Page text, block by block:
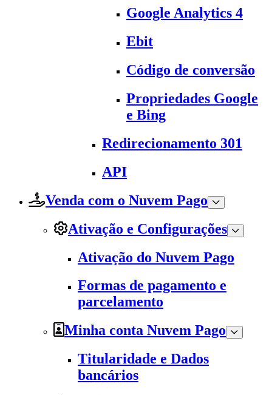
Google Analytics 4
Ebit
Código de conversão
Propriedades Google
e Bing
Redirecionamento 301
API
Venda com o Nuvem Pago
Ativação e Configurações
Ativação do Nuvem Pago
Formas de pagamento e
parcelamento
Minha conta Nuvem Pago
Titularidade e Dados
bancários